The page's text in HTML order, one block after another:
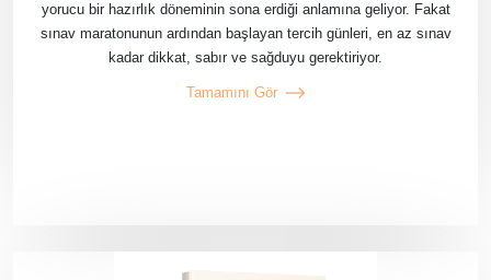
yorucu bir hazırlık döneminin sona erdiği anlamına geliyor. Fakat
sınav maratonunun ardından başlayan tercih günleri, en az sınav
kadar dikkat, sabır ve sağduyu gerektiriyor.
Tamamını Gör